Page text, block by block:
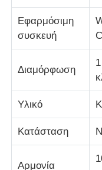
Ποιοτικός έλεγχος
επαφή
Νέα
Όλες οι
Ζητήστε ένα
Εφαρμόσιμη
συσκευή
Διαμόρφωση
Υλικό
Κατάσταση
Αρμονία